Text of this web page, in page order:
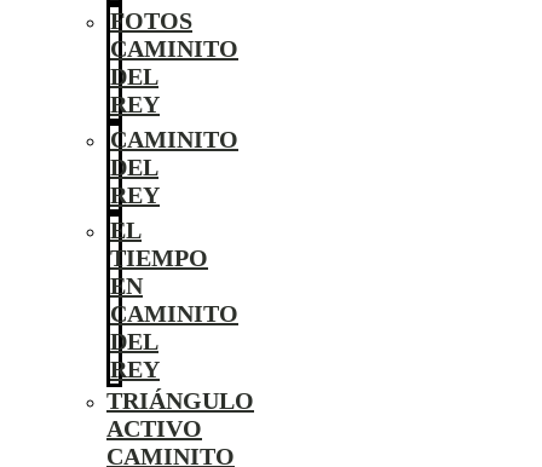
FOTOS
CAMINITO
DEL
REY
CAMINITO
DEL
REY
EL
TIEMPO
EN
CAMINITO
DEL
REY
TRIÁNGULO
ACTIVO
CAMINITO